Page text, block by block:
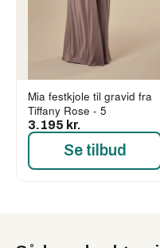
Mia festkjole til gravid fra
Tiffany Rose - 5
3.195 kr.
Se tilbud